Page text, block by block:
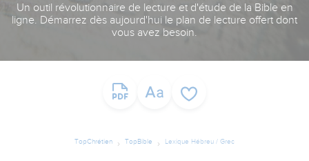
Un outil révolutionnaire de lecture et d'étude de la Bible en
ligne. Démarrez dès aujourd'hui le plan de lecture offert dont
vous avez besoin.
TopChrétien TopBible Lexique Hébreu / Grec